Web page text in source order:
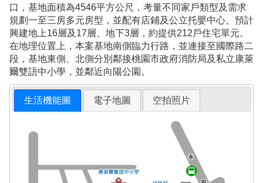
口，基地面積為4546平方公尺，考量不同家戶類型及需求
規劃一至三房多元房型，並配有店鋪及公立托嬰中心。預計
興建地上16層及17層、地下3層，約提供212戶住宅單元。
在地理位置上，本案基地南側臨力行路，並連接至國際路二
段，基地東側、北側分別鄰接桃園市政府消防局及私立康萊
爾雙語中小學，並鄰近向陽公園。
生活機能圖 電子地圖 空拍照片